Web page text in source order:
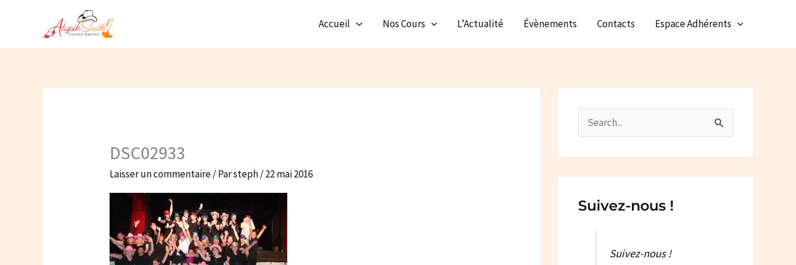
contenu
Accueil Nos Cours L’Actualité Évènements Contacts Espace Adhérents
DSC02933
Laisser un commentaire/ Parsteph/22 mai 2016
e
c
h
e
Suivez-nous !
Suivez-nous !